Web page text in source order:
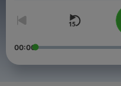
00:00